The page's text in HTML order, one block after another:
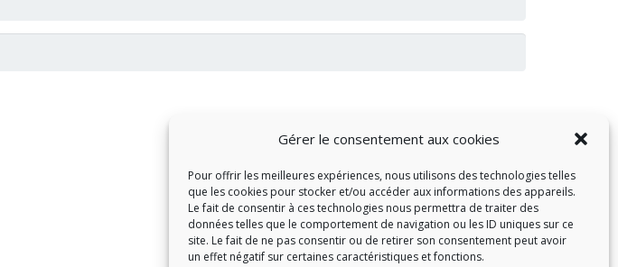
Gérer le consentement aux cookies
Pour offrir les meilleures expériences, nous utilisons des technologies telles
que les cookies pour stocker et/ou accéder aux informations des appareils.
Le fait de consentir à ces technologies nous permettra de traiter des
données telles que le comportement de navigation ou les ID uniques sur ce
site. Le fait de ne pas consentir ou de retirer son consentement peut avoir
un effet négatif sur certaines caractéristiques et fonctions.